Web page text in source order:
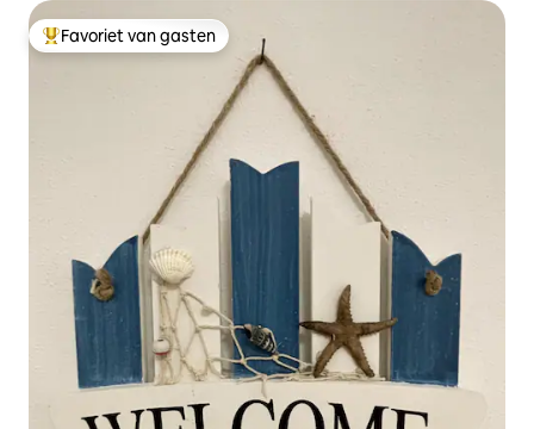
Topfavoriet van gasten
Favoriet van gasten